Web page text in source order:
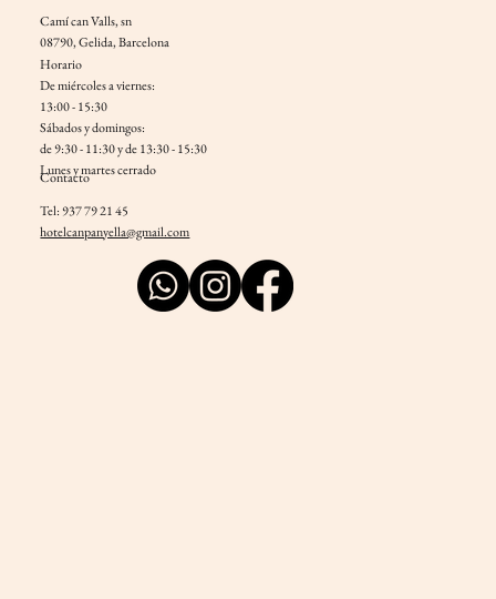
Horario
De miércoles a viernes:
13:00 - 15:30
Sábados y domingos:
de 9:30 - 11:30 y de 13:30 - 15:30
Lunes y martes cerrado
Camí can Valls, sn
08790, Gelida, Barcelona
Contacto
Tel: 937 79 21 45
hotelcanpanyella@gmail.com